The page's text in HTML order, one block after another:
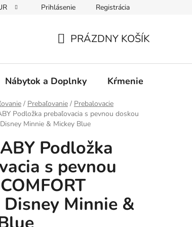
Prihlásenie Registrácia
KOŠÍK
PRÁZDNY KOŠÍK
Nábytok a Doplnky Kŕmenie
/ Prebaľovanie / Prebalovacie
Podložka prebaľovacia s pevnou doskou
Minnie & Mickey Blue
Podložka
s pevnou
Minnie &